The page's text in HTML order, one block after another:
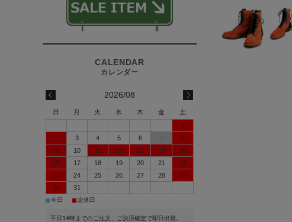
2026/08
日 月 火 水 木 金
土
1
2
3 4 5 6 7
8
9
10 11 12 13 14
15
16
17 18 19 20 21
22
23
24 25 26 27 28
29
30
31
■今日 ■ 定休日
平日14時までのご注文、ご決済確定で即日出荷。